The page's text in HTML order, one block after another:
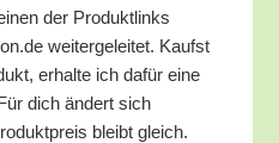
der Pro­dukt­links
wei­ter­ge­lei­tet. Kaufst
erhal­te ich dafür eine
dich ändert sich
bleibt gleich.